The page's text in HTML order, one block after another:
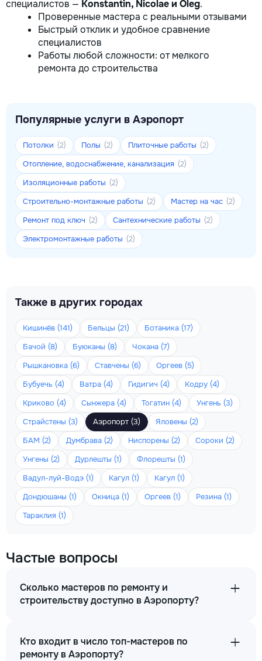
специалистов — Konstantin, Nicolae и Oleg.
Проверенные мастера с реальными отзывами
Быстрый отклик и удобное сравнение
специалистов
Работы любой сложности: от мелкого
ремонта до строительства
Популярные услуги в Аэропорт
Потолки (2) Полы (2) Плиточные работы (2)
Отопление, водоснабжение, канализация (2)
Изоляционные работы (2)
Строительно-монтажные работы (2) Мастер на час (2)
Ремонт под ключ (2) Сантехнические работы (2)
Электромонтажные работы (2)
Также в других городах
Кишинёв (141) Бельцы (21)
Ботаника (17)
Бачой (8)
Буюканы (8)
Чокана (7)
Рышкановка (6)
Ставчены (6)
Оргеев (5)
Бубуечь (4)
Ватра (4) Гидигич (4)
Кодру (4)
Криково (4)
Сынжера (4) Тогатин (4)
Унгень (3)
Страйстены (3)
Аэропорт (3)
Яловены (2)
БАМ (2)
Думбрава (2) Ниспорены (2)
Сороки (2)
Унгены (2)
Дурлешты (1)
Флорешты (1)
Вадул-луй-Водэ (1)
Кагул (1)
Кагул (1)
Дондюшаны (1)
Окница (1) Оргеев (1)
Резина (1)
Тараклия (1)
Частые вопросы
Сколько мастеров по ремонту и
строительству доступно в Аэропорту?
Кто входит в число топ-мастеров по
ремонту в Аэропорту?